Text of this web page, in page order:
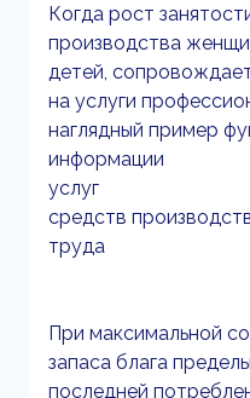
Когда рост
производства
детей,
на услуги
наглядный пример
информации
услуг
средств
труда
При максимальной
запаса блага
последней